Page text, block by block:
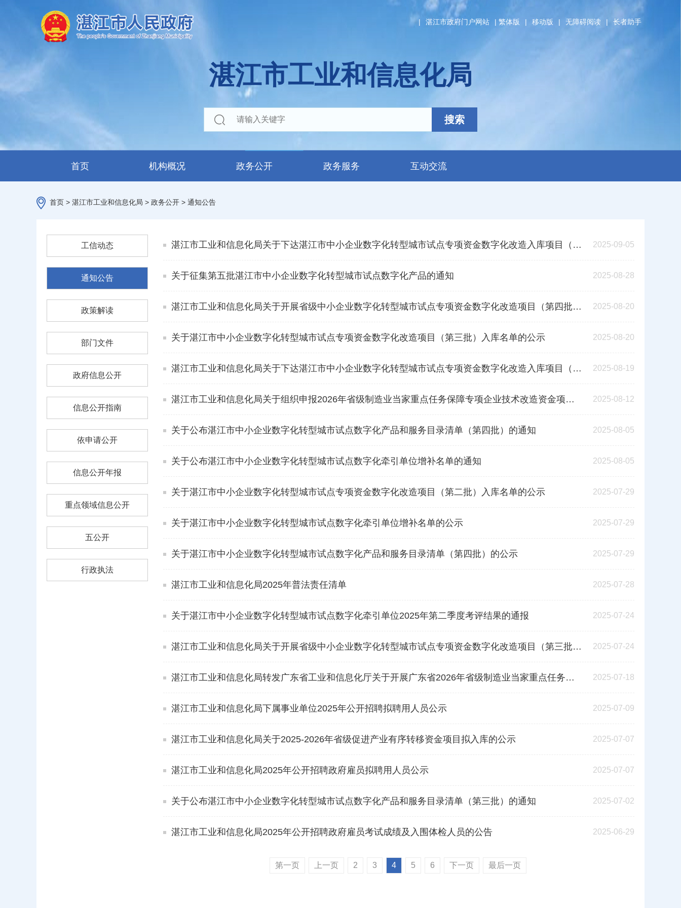
| 湛江市政府门户网站 | 繁体版 | 移动版 | 无障碍阅读 | 长者助手
湛江市工业和信息化局
搜索
首页 机构概况 政务公开 政务服务 互动交流
首页 > 湛江市工业和信息化局 > 政务公开 > 通知公告
工信动态
通知公告
政策解读
部门文件
政府信息公开
信息公开指南
依申请公开
信息公开年报
重点领域信息公开
五公开
行政执法
湛江市工业和信息化局关于下达湛江市中小企业数字化转型城市试点专项资金数字化改造入库项目（第三批）安排计划的通知 2025-09-05
关于征集第五批湛江市中小企业数字化转型城市试点数字化产品的通知 2025-08-28
湛江市工业和信息化局关于开展省级中小企业数字化转型城市试点专项资金数字化改造项目（第四批）申报评审工作的通知 2025-08-20
关于湛江市中小企业数字化转型城市试点专项资金数字化改造项目（第三批）入库名单的公示 2025-08-20
湛江市工业和信息化局关于下达湛江市中小企业数字化转型城市试点专项资金数字化改造入库项目（第二批）安排计划的通知 2025-08-19
湛江市工业和信息化局关于组织申报2026年省级制造业当家重点任务保障专项企业技术改造资金项目入选项目库的补充通知 2025-08-12
关于公布湛江市中小企业数字化转型城市试点数字化产品和服务目录清单（第四批）的通知 2025-08-05
关于公布湛江市中小企业数字化转型城市试点数字化牵引单位增补名单的通知 2025-08-05
关于湛江市中小企业数字化转型城市试点专项资金数字化改造项目（第二批）入库名单的公示 2025-07-29
关于湛江市中小企业数字化转型城市试点数字化牵引单位增补名单的公示 2025-07-29
关于湛江市中小企业数字化转型城市试点数字化产品和服务目录清单（第四批）的公示 2025-07-29
湛江市工业和信息化局2025年普法责任清单 2025-07-28
关于湛江市中小企业数字化转型城市试点数字化牵引单位2025年第二季度考评结果的通报 2025-07-24
湛江市工业和信息化局关于开展省级中小企业数字化转型城市试点专项资金数字化改造项目（第三批）申报评审工作的通知 2025-07-24
湛江市工业和信息化局转发广东省工业和信息化厅关于开展广东省2026年省级制造业当家重点任务保障专项资金（新一代信息技术和产业发展）支持电子信息产业方向项目入库的通知 2025-07-18
湛江市工业和信息化局下属事业单位2025年公开招聘拟聘用人员公示 2025-07-09
湛江市工业和信息化局关于2025-2026年省级促进产业有序转移资金项目拟入库的公示 2025-07-07
湛江市工业和信息化局2025年公开招聘政府雇员拟聘用人员公示 2025-07-07
关于公布湛江市中小企业数字化转型城市试点数字化产品和服务目录清单（第三批）的通知 2025-07-02
湛江市工业和信息化局2025年公开招聘政府雇员考试成绩及入围体检人员的公告 2025-06-29
第一页 上一页 2 3 4 5 6 下一页 最后一页